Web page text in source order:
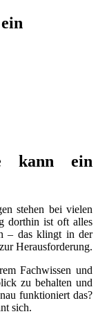
kann ein
stehen bei vielen
dorthin ist oft alles
– das klingt in der
Herausforderung.
Fachwissen und
zu behalten und
funktioniert das?
sich.